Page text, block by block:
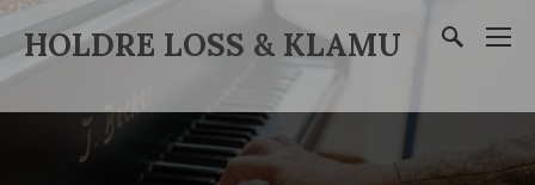
HOLDRE LOSS & KLAMU